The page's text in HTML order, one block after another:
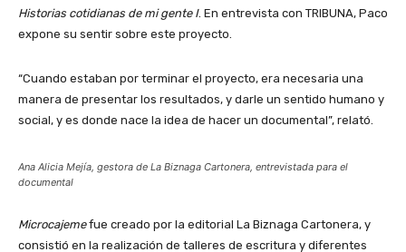
Historias cotidianas de mi gente I. En entrevista con TRIBUNA, Paco
expone su sentir sobre este proyecto.
“Cuando estaban por terminar el proyecto, era necesaria una
manera de presentar los resultados, y darle un sentido humano y
social, y es donde nace la idea de hacer un documental”, relató.
Ana Alicia Mejía, gestora de La Biznaga Cartonera, entrevistada para el
documental
Microcajemefue creado por la editorial La Biznaga Cartonera, y
consistió en la realización de talleres de escritura y diferentes